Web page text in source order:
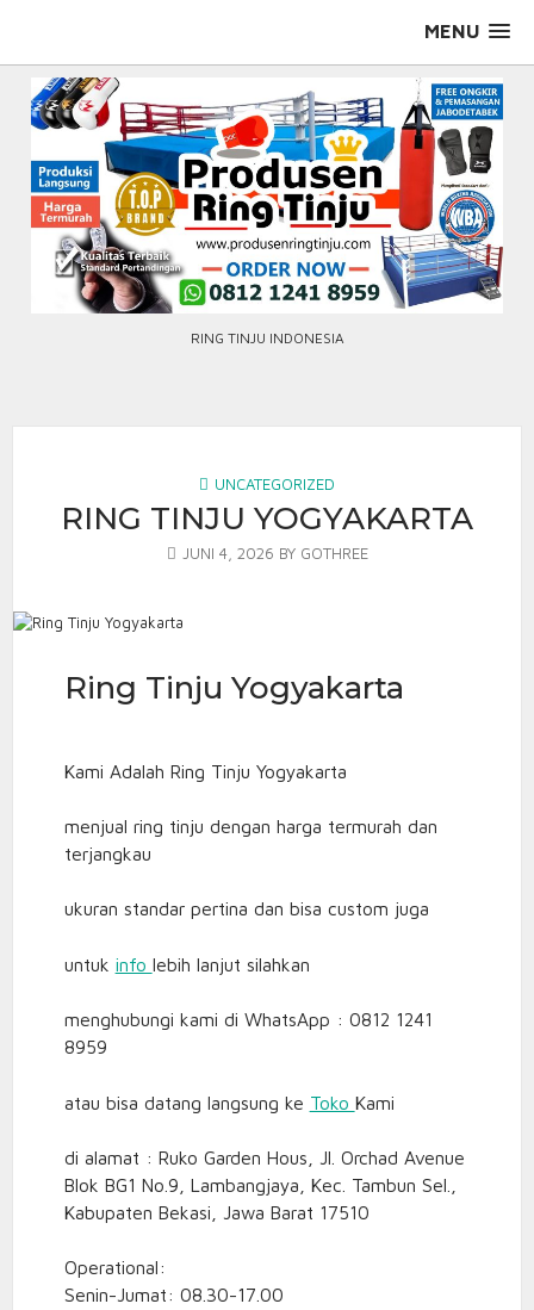
MENU
RING TINJU INDONESIA
UNCATEGORIZED
RING TINJU YOGYAKARTA
JUNI 4, 2026 BY GOTHREE
Ring Tinju Yogyakarta
Kami Adalah Ring Tinju Yogyakarta
menjual ring tinju dengan harga termurah dan
terjangkau
ukuran standar pertina dan bisa custom juga
untuk info lebih lanjut silahkan
menghubungi kami di WhatsApp : 0812 1241
8959
atau bisa datang langsung ke Toko Kami
di alamat : Ruko Garden Hous, Jl. Orchad Avenue
Blok BG1 No.9, Lambangjaya, Kec. Tambun Sel.,
Kabupaten Bekasi, Jawa Barat 17510
Operational:
Senin-Jumat: 08.30-17.00